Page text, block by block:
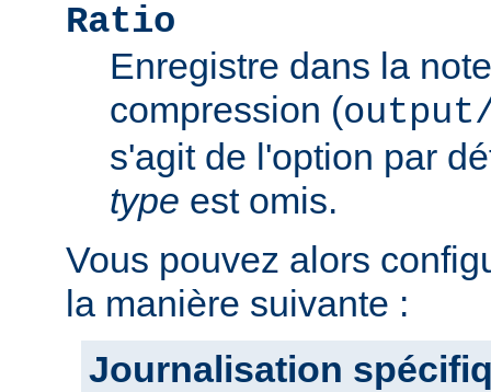
Ratio
Enregistre dans la
compression (
s'agit de l'option par
type est omis.
Vous pouvez alors
la manière suivante :
Journalisation